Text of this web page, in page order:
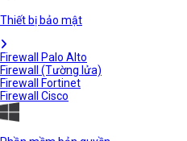
Thiết bị bảo mật
Firewall Palo Alto
Firewall (Tường lửa)
Firewall Fortinet
Firewall Cisco